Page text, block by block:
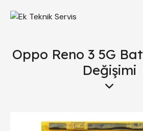
Oppo Reno 3 5G
Değişimi